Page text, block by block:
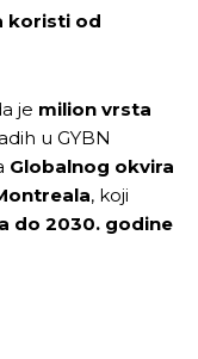
koristi od
je milion vrsta
u GYBN
Globalnog okvira
, koji
do 2030. godine